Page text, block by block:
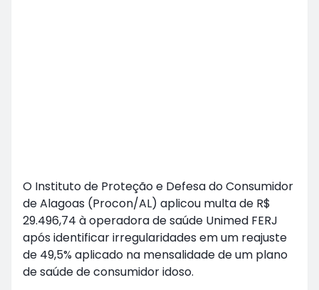
O Instituto de Proteção e Defesa do Consumidor
de Alagoas (Procon/AL) aplicou multa de R$
29.496,74 à operadora de saúde Unimed FERJ
após identificar irregularidades em um reajuste
de 49,5% aplicado na mensalidade de um plano
de saúde de consumidor idoso.